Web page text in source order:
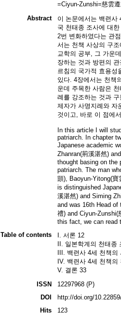
=Ciyun-Zunshi=慈雲
Abstract
이 논문에서는 백련사
국 천태종 조사에 대
2번 변화하였다는 관
서는 천책 사상의 구
교학의 공부, 그 가운
장하는 것과 방편의
르침의 국가적 효용성
있다. 4장에서는 천책
운데 주목한 사람은
례를 강조하는 것과
제자가 사명지례와 자
것이고, 바로 이 점에
In this article I will
patriarch. In chapter
Japanese academic
Zhanran(荊溪湛然)
thought basing on the
patriarch. The man
顗), Baoyun-Yitong(
is distinguished
溪湛然) and Siming
and was 16th Head
禮) and Ciyun-
this fact, we can read
Table of contents
I. 서론 12
II. 일본학계의 천태
III. 백련사 4세 천책의
IV. 백련사 4세 천책
V. 결론 33
ISSN
12297968 (P)
DOI
http://doi.org/
Hits
123